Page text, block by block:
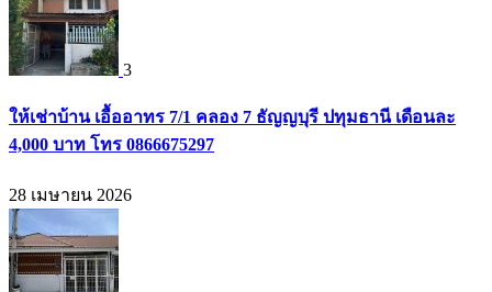
3
ให้เช่าบ้าน เอื้ออาทร 7/1 คลอง 7 ธัญญบุรี ปทุมธานี เดือนละ
4,000 บาท โทร 0866675297
28 เมษายน 2026